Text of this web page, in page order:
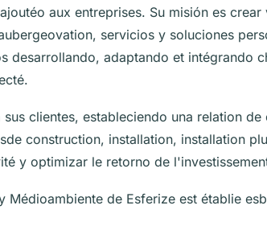
aux entreprises. Su misión es
servicios y soluciones
desarrollando, adaptando et intégrando
sus clientes, estableciendo una relation
construction, installation, installation
y optimizar le retorno de
Médioambiente de Esferize est établie